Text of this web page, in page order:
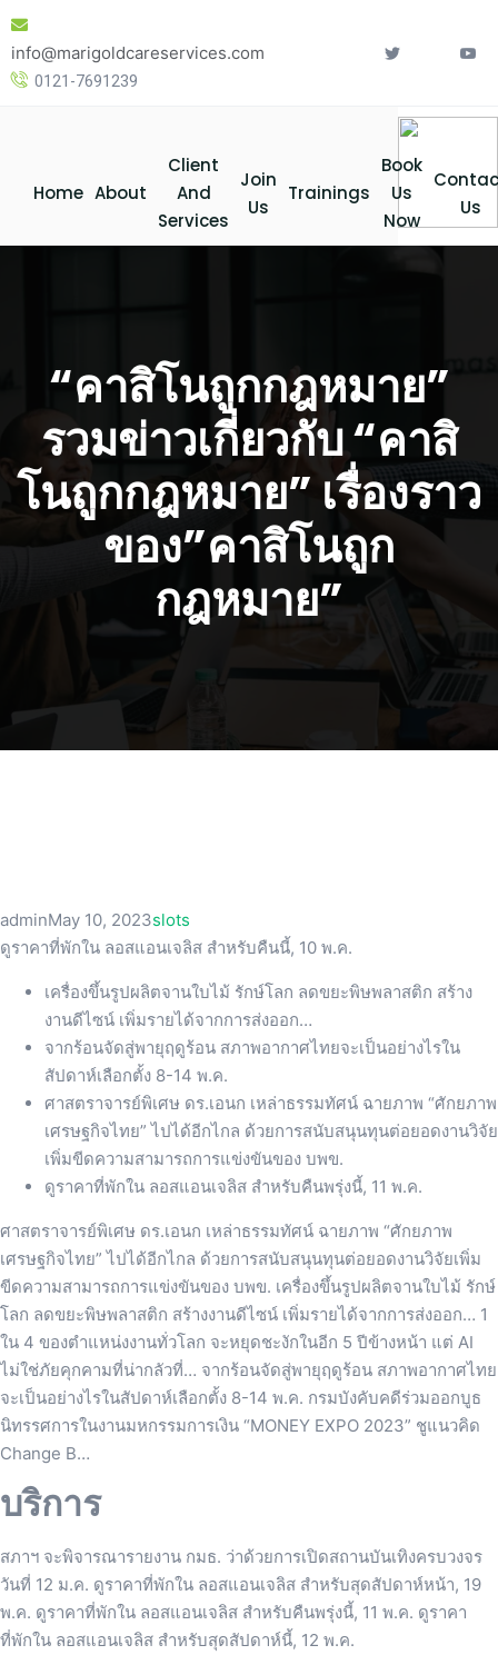
Skip
content
info@marigoldcareservices.com
0121-7691239
Home About
Client
And
Services
Join
Us
Trainings
Book
Us
Now
Us
“คาสิโนถูกกฎหมาย”
รวมข่าวเกี่ยวกับ “คาสิ
โนถูกกฎหมาย” เรื่องราว
ของ”คาสิโนถูก
กฎหมาย”
adminMay 10, 2023slots
ดูราคาที่พักใน ลอสแอนเจลิส สำหรับคืนนี้, 10 พ.ค.
เครื่องขึ้นรูปผลิตจานใบไม้ รักษ์โลก ลดขยะพิษพลาสติก สร้าง
งานดีไซน์ เพิ่มรายได้จากการส่งออก…
จากร้อนจัดสู่พายุฤดูร้อน สภาพอากาศไทยจะเป็นอย่างไรใน
สัปดาห์เลือกตั้ง 8-14 พ.ค.
ศาสตราจารย์พิเศษ ดร.เอนก เหล่าธรรมทัศน์ ฉายภาพ “ศักยภาพ
เศรษฐกิจไทย” ไปได้อีกไกล ด้วยการสนับสนุนทุนต่อยอดงานวิจัย
เพิ่มขีดความสามารถการแข่งขันของ บพข.
ดูราคาที่พักใน ลอสแอนเจลิส สำหรับคืนพรุ่งนี้, 11 พ.ค.
ศาสตราจารย์พิเศษ ดร.เอนก เหล่าธรรมทัศน์ ฉายภาพ “ศักยภาพ
เศรษฐกิจไทย” ไปได้อีกไกล ด้วยการสนับสนุนทุนต่อยอดงานวิจัยเพิ่ม
ขีดความสามารถการแข่งขันของ บพข. เครื่องขึ้นรูปผลิตจานใบไม้ รักษ์
โลก ลดขยะพิษพลาสติก สร้างงานดีไซน์ เพิ่มรายได้จากการส่งออก… 1
ใน 4 ของตำแหน่งงานทั่วโลก จะหยุดชะงักในอีก 5 ปีข้างหน้า แต่ AI
ไม่ใช่ภัยคุกคามที่น่ากลัวที่… จากร้อนจัดสู่พายุฤดูร้อน สภาพอากาศไทย
จะเป็นอย่างไรในสัปดาห์เลือกตั้ง 8-14 พ.ค. กรมบังคับคดีร่วมออกบูธ
นิทรรศการในงานมหกรรมการเงิน “MONEY EXPO 2023” ชูแนวคิด
Change B…
บริการ
สภาฯ จะพิจารณารายงาน กมธ. ว่าด้วยการเปิดสถานบันเทิงครบวงจร
วันที่ 12 ม.ค. ดูราคาที่พักใน ลอสแอนเจลิส สำหรับสุดสัปดาห์หน้า, 19
พ.ค. ดูราคาที่พักใน ลอสแอนเจลิส สำหรับคืนพรุ่งนี้, 11 พ.ค. ดูราคา
ที่พักใน ลอสแอนเจลิส สำหรับสุดสัปดาห์นี้, 12 พ.ค.